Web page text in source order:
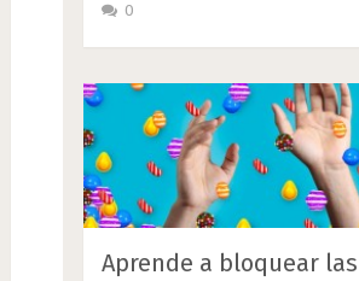
0
Aprende a bloquear las